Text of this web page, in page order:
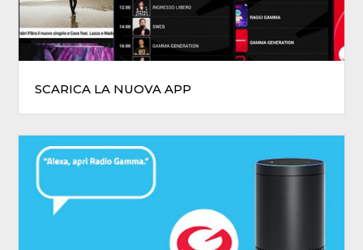
SCARICA LA NUOVA APP